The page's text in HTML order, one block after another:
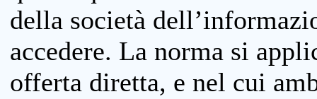
della società
accedere. La norma si
offerta diretta, e nel cui